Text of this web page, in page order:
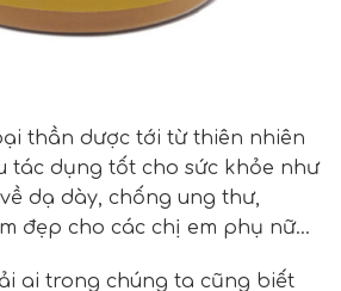
thần dược tới từ thiên nhiên
tác dụng tốt cho sức khỏe như
dạ dày, chống ung thư,
đẹp cho các chị em phụ nữ…
ai trong chúng ta cũng biết